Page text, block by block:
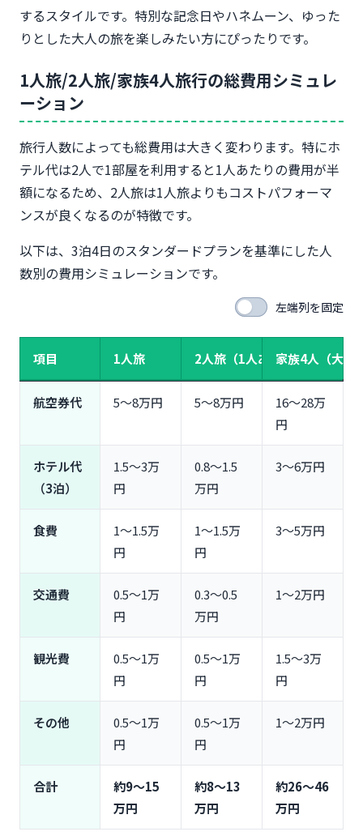
するスタイルです。特別な記念日やハネムーン、ゆった
りとした大人の旅を楽しみたい方にぴったりです。
1人旅/2人旅/家族4人旅行の総費用シミュレ
ーション
旅行人数によっても総費用は大きく変わります。特にホ
テル代は2人で1部屋を利用すると1人あたりの費用が半
額になるため、2人旅は1人旅よりもコストパフォーマ
ンスが良くなるのが特徴です。
以下は、3泊4日のスタンダードプランを基準にした人
数別の費用シミュレーションです。
左端列を固定
項目 1人旅 2人旅（1人あたり）家族4人（大人
航空券代 5〜8万円 5〜8万円
16〜28万
円
ホテル代
（3泊）
1.5〜3万
円
0.8〜1.5
万円
3〜6万円
食費
1〜1.5万
円
1〜1.5万
円
3〜5万円
交通費
0.5〜1万
円
0.3〜0.5
万円
1〜2万円
観光費
0.5〜1万
円
0.5〜1万
円
1.5〜3万
円
その他
0.5〜1万
円
0.5〜1万
円
1〜2万円
合計
約9〜15
万円
約8〜13
万円
約26〜46
万円